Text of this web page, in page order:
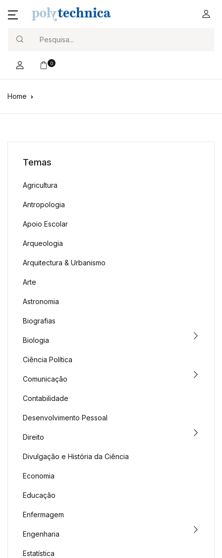
0
Home
Temas
Agricultura
Antropologia
Apoio Escolar
Arqueologia
Arquitectura & Urbanismo
Arte
Astronomia
Biografias
Biologia
Ciência Política
Comunicação
Contabilidade
Desenvolvimento Pessoal
Direito
Divulgação e História da Ciência
Economia
Educação
Enfermagem
Engenharia
Estatística